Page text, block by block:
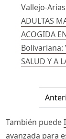
Vallejo-
ADULTAS
ACOGIDA
Bolivariana:
SALUD Y A
También puede
avanzada para